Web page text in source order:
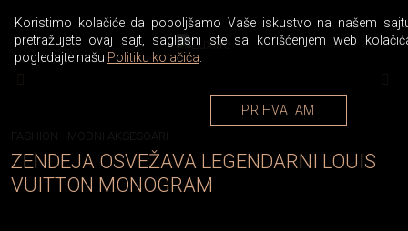
FASHION MODNI AKSESOARI
ZENDEJA OSVEŽAVA LEGENDARNI LOUIS
VUITTON MONOGRAM
Koristimo kolačiće da poboljšamo Vaše iskustvo na našem
pretražujete ovaj sajt, saglasni ste sa korišćenjem web
pogledajte našu Politiku kolačića
PRIHVATAM